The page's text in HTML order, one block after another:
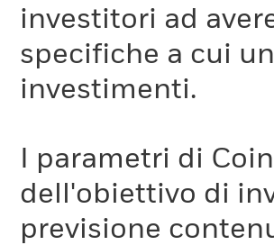
investitori ad
specifiche a cui
investimenti.
I parametri di
dell'obiettivo di
previsione